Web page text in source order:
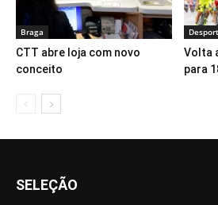
Braga
CTT abre loja com novo
conceito
Volta
para
SELEÇÃO